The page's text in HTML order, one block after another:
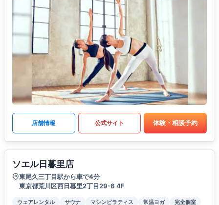
店舗情報 公式サイト 体験・相談予約
ソエル日暮里店
東尾久三丁目駅から車で4分
東京都荒川区西日暮里2丁目29-6 4F
ウェアレンタル サウナ マシンピラティス 常温ヨガ 完全個室